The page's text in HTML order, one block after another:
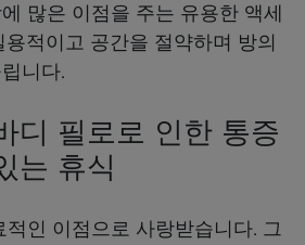
많은 이점을 주는 유용한 액세
적이고 공간을 절약하며 방의
니다.
디 필로로 인한 통증
는 휴식
인 이점으로 사랑받습니다. 그